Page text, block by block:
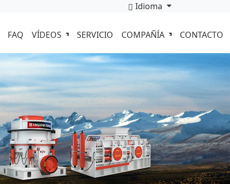
Idioma
FAQ VÍDEOS SERVICIO COMPAÑÍA CONTACTO